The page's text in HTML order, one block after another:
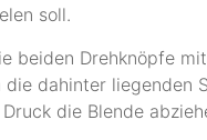
soll.
beiden Drehknöpfe
dahinter liegenden
die Blende